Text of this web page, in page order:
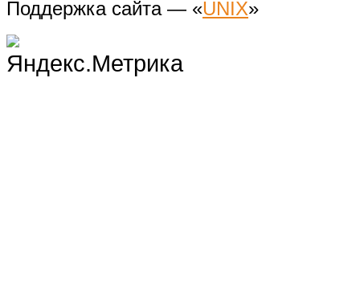
Поддержка сайта — «UNIX»